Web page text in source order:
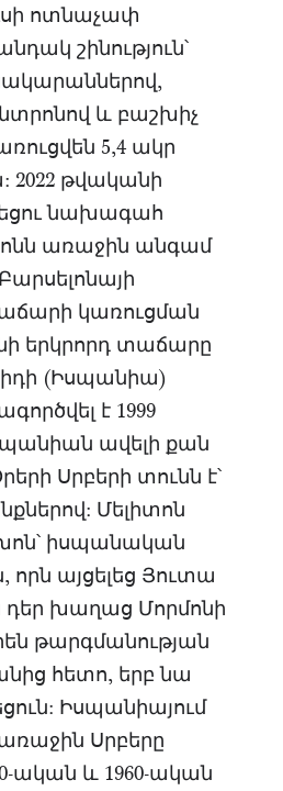
ոտնաչափ
շինություն՝
և բաշխիչ
5,4 ակր
թվականի
նախագահ
առաջին անգամ
կառուցման
երկրորդ տաճարը
(Իսպանիա)
է 1999
ավելի քան
Սրբերի տունն է՝
Մելիտոն
իսպանական
այցելեց Յուտա
դեր խաղաց Մորմոնի
թարգմանության
հետո, երբ նա
Իսպանիայում
Սրբերը
ական և 1960-ական